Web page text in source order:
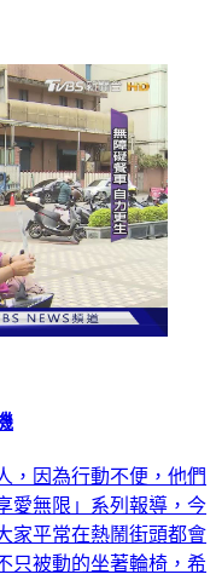
，因為行動不便，他們
愛無限」系列報導，今
家平常在熱鬧街頭都會
只被動的坐著輪椅，希